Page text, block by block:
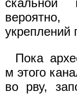
скальной
укреплений
Пока
м этого
во рву,